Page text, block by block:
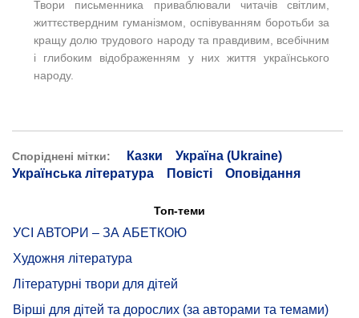
Твори письменника приваблювали читачів світлим,
життєствердним гуманізмом, оспівуванням боротьби за
кращу долю трудового народу та правдивим, всебічним
і глибоким відображенням у них життя українського
народу.
Споріднені мітки: Казки
Україна (Ukraine)
Українська література
Повісті Оповідання
Топ-теми
УСІ АВТОРИ – ЗА АБЕТКОЮ
Художня література
Літературні твори для дітей
Вірші для дітей та дорослих (за авторами та темами)